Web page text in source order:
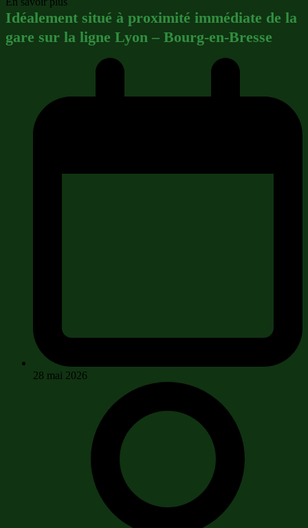
Idéalement situé à proximité immédiate de la
gare sur la ligne Lyon – Bourg-en-Bresse
28 mai 2026